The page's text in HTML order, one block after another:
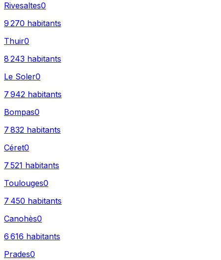
Rivesaltes0
9 270 habitants
Thuir0
8 243 habitants
Le Soler0
7 942 habitants
Bompas0
7 832 habitants
Céret0
7 521 habitants
Toulouges0
7 450 habitants
Canohès0
6 616 habitants
Prades0